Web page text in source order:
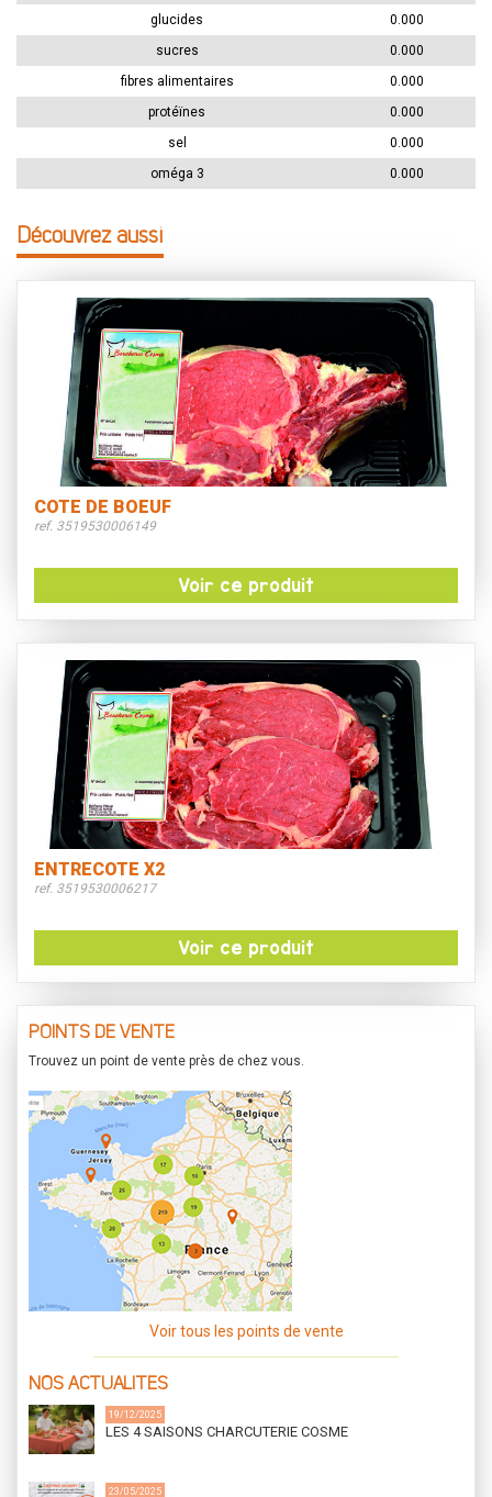
glucides
0.000
sucres
0.000
fibres alimentaires
0.000
protéïnes
0.000
sel
0.000
oméga 3
0.000
Découvrez aussi
COTE DE BOEUF
ref. 3519530006149
Voir ce produit
ENTRECOTE X2
ref. 3519530006217
Voir ce produit
POINTS DE VENTE
Trouvez un point de vente près de chez vous.
Voir tous les points de vente
NOS ACTUALITES
19/12/2025
LES 4 SAISONS CHARCUTERIE COSME
23/05/2025